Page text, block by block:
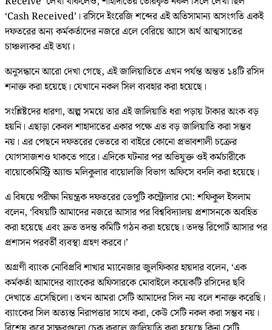
‘Cash Received’। রসিদে ইংরেজি শব্দের এই অতিসামান্য অসংগতি একই
দফতরের অন্য কর্মকর্তাদের নজরে এলে বেরিয়ে আসে অর্থ আত্মসাতের
চাঞ্চল্যকর এই তথ্য।
অনুসন্ধানে আরো দেখা গেছে, এই জালিয়াতিতে এখন পর্যন্ত অন্তত ১৪টি রসিদ
শনাক্ত করা হয়েছে। যেখানে নকল সিল ব্যবহার করা হয়েছে।
সংশ্লিষ্টদের ধারণা, অল্প সময়ে তার এই জালিয়াতি ধরা পড়ায় টাকার অংক বড়
হয়নি। এছাড়া কেবল শাহাদাতের একার পক্ষে এত বড় জালিয়াতি করা সম্ভব
নয়। এর পেছনে দফতরের ভেতরে বা বাইরে কোনো প্রভাবশালী চক্রের
যোগসাজশও থাকতে পারে। এদিকে ঘটনার পর অভিযুক্ত ওই কর্মচারীকে
বায়োকেমিস্ট্রি অ্যান্ড মলিকুলার বায়োলজি বিভাগ অফিসে বদলি করা হয়েছে।
এ বিষয়ে পরীক্ষা নিয়ন্ত্রক দফতরের ডেপুটি কন্ট্রোলার মো: শফিকুল ইসলাম
বলেন, ‘বিষয়টি আমাদের নজরে আসার পর বিশ্ববিদ্যালয় প্রশাসনকে অবহিত
করা হয়েছে এবং দ্রুত তদন্ত কমিটি গঠন করা হয়েছে। তদন্ত রিপোর্ট আসার পর
প্রশাসন পরবর্তী ব্যবস্থা গ্রহণ করবে।’
অগ্রণী ব্যাংক নোবিপ্রবি শাখার ম্যানেজার জুলফিকার হায়দার বলেন, ‘এক
কর্মকর্তা আমাদের ব্যাংকের অফিসারকে মোবাইলে কয়েকটি রসিদের ছবি
দেখাতে এসেছিলো। তখন আমরা সেটি আমাদের সিল নয় বলে শনাক্ত করেছি।
ব্যাংকের সিল অত্যন্ত নিরাপত্তার সাথে করা, কেউ সেটি নকল করা সম্ভব নয়।